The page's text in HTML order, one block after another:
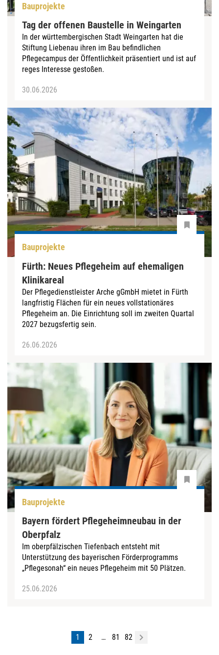
Bauprojekte
Tag der offenen Baustelle in Weingarten
In der württembergischen Stadt Weingarten hat die
Stiftung Liebenau ihren im Bau befindlichen
Pflegecampus der Öffentlichkeit präsentiert und ist auf
reges Interesse gestoßen.
30.06.2026
Bauprojekte
Fürth: Neues Pflegeheim auf ehemaligen
Klinikareal
Der Pflegedienstleister Arche gGmbH mietet in Fürth
langfristig Flächen für ein neues vollstationäres
Pflegeheim an. Die Einrichtung soll im zweiten Quartal
2027 bezugsfertig sein.
26.06.2026
Bauprojekte
Bayern fördert Pflegeheimneubau in der
Oberpfalz
Im oberpfälzischen Tiefenbach entsteht mit
Unterstützung des bayerischen Förderprogramms
„Pflegesonah“ ein neues Pflegeheim mit 50 Plätzen.
25.06.2026
1 2 … 81 82